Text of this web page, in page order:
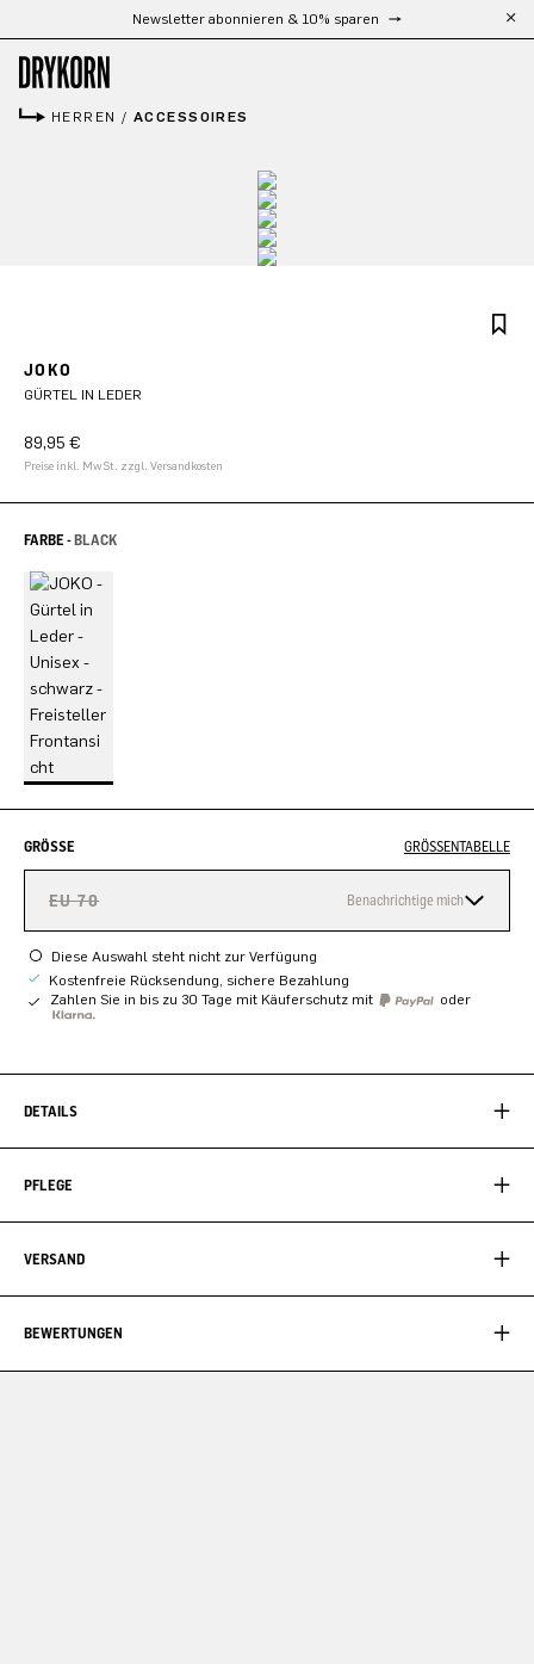
Zum Hauptinhalt springen
Kostenloser Versand ab 300 €
HERREN / ACCESSOIRES
JOKO
GÜRTEL IN LEDER
89,95 €
Preise inkl. MwSt. zzgl. Versandkosten
FARBE -BLACK
GRÖSSE GRÖSSENTABELLE
EU 70 Benachrichtige mich
Diese Auswahl steht nicht zur Verfügung
Kostenfreie Rücksendung, sichere Bezahlung
Zahlen Sie in bis zu 30 Tage mit Käuferschutz mit
oder
DETAILS
PFLEGE
VERSAND
BEWERTUNGEN